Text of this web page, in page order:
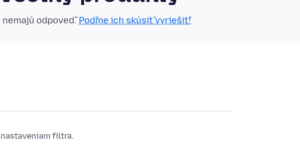
odpoveď.Poďme ich skúsiť vyriešiť!
filtra.